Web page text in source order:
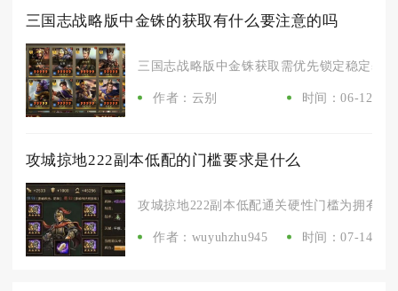
三国志战略版中金铢的获取有什么要注意的吗
三国志战略版中金铢获取需优先锁定稳定基
作者：云别 时间：06-12
攻城掠地222副本低配的门槛要求是什么
攻城掠地222副本低配通关硬性门槛为拥有
作者：wuyuhzhu945 时间：07-14